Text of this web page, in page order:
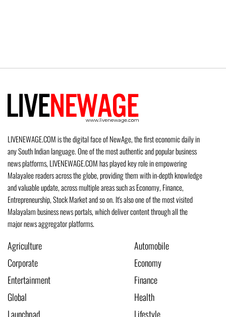
LIVENEWAGE.COM is the digital face of NewAge, the first economic daily in
any South Indian language. One of the most authentic and popular business
news platforms, LIVENEWAGE.COM has played key role in empowering
Malayalee readers across the globe, providing them with in-depth knowledge
and valuable update, across multiple areas such as Economy, Finance,
Entrepreneurship, Stock Market and so on. It's also one of the most visited
Malayalam business news portals, which deliver content through all the
major news aggregator platforms.
Agriculture
Automobile
Corporate
Economy
Entertainment
Finance
Global
Health
Launchpad
Lifestyle